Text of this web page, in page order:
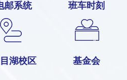
邮系统 班车时刻
湖校区 基金会